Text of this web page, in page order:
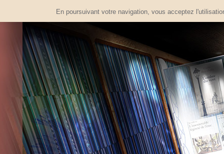
En poursuivant votre navigation, vous acceptez